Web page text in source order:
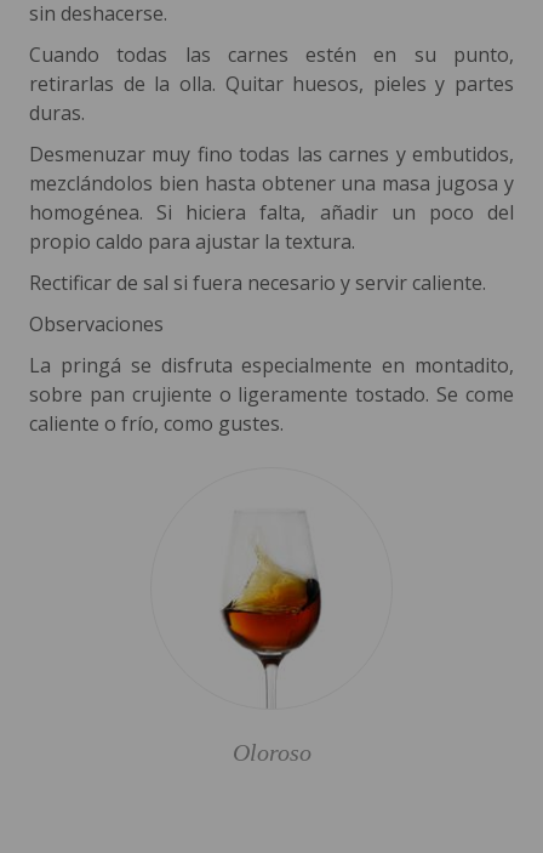
sin deshacerse.
Cuando todas las carnes estén en su punto,
retirarlas de la olla. Quitar huesos, pieles y partes
duras.
Desmenuzar muy fino todas las carnes y embutidos,
mezclándolos bien hasta obtener una masa jugosa y
homogénea. Si hiciera falta, añadir un poco del
propio caldo para ajustar la textura.
Rectificar de sal si fuera necesario y servir caliente.
Observaciones
La pringá se disfruta especialmente en montadito,
sobre pan crujiente o ligeramente tostado. Se come
caliente o frío, como gustes.
Oloroso